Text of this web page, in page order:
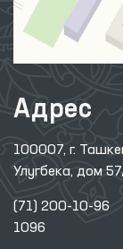
Адрес
100007, г.
Улугбека, дом
(71) 200-10-96
1096